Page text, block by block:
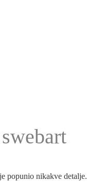
swebart
popunio nikakve detalje.